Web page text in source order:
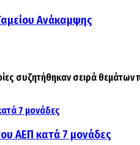
Ανάκαμψης
συζητήθηκαν σειρά
ΑΕΠ κατά 7 μονάδες